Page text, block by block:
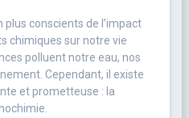
plus conscients de l’impact
chimiques sur notre vie
polluent notre eau, nos
Cependant, il existe
et prometteuse : la